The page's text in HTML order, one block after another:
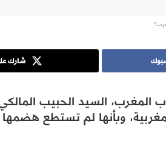
شارك
السيد الحبيب
وبأنها لم تستطع